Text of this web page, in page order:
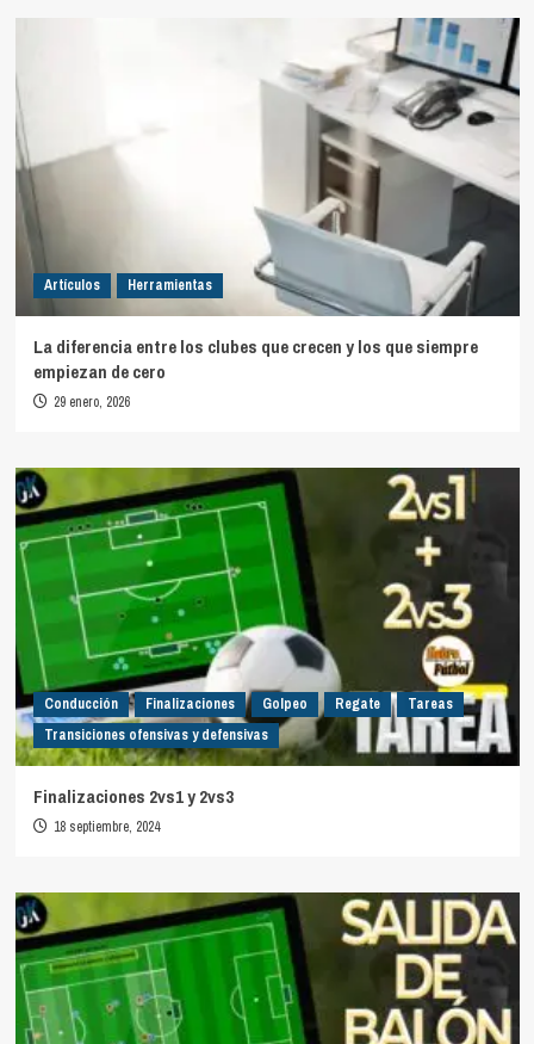
Artículos Herramientas
La diferencia entre los clubes que crecen y los que siempre
empiezan de cero
29 enero, 2026
Conducción Finalizaciones Golpeo Regate
Tareas
Transiciones ofensivas y defensivas
Finalizaciones 2vs1 y 2vs3
18 septiembre, 2024